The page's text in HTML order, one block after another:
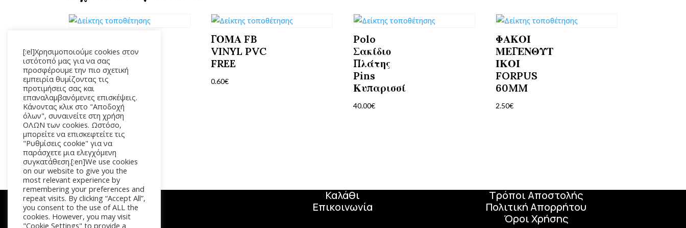
Ο CARIOCA
ROLLER
5MM*20M
2.00 €
ΓΟΜΑ FB
VINYL PVC
FREE
0.60€
Polo
Σακίδιο
Πλάτης
Pins
Κυπαρισσί
40.00€
ΦΑΚΟΙ
ΜΕΓΕΝΘΥΤ
ΙΚΟΙ
FORPUS
60MM
2.50€
Καλάθι
Επικοινωνία
Τρόποι Αποστολής
Πολιτική Απορρήτου
Όροι Χρήσης
[:el]Χρησιμοποιούμε cookies στον
ιστότοπό μας για να σας
προσφέρουμε την πιο σχετική
εμπειρία θυμίζοντας τις
προτιμήσεις σας και
επαναλαμβανόμενες επισκέψεις.
Κάνοντας κλικ στο "Αποδοχή
όλων", συναινείτε στη χρήση
ΟΛΩΝ των cookies. Ωστόσο,
μπορείτε να επισκεφτείτε τις
"Ρυθμίσεις cookie" για να
παράσχετε μια ελεγχόμενη
συγκατάθεση.[:en]We use cookies
on our website to give you the
most relevant experience by
remembering your preferences and
repeat visits. By clicking “Accept All”,
you consent to the use of ALL the
cookies. However, you may visit
"Cookie Settings" to provide a